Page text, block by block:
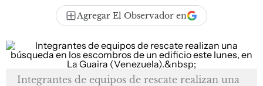
Agregar El Observador en
Integrantes de equipos de rescate realizan una